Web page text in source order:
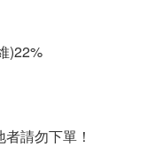
)22%
請勿下單！